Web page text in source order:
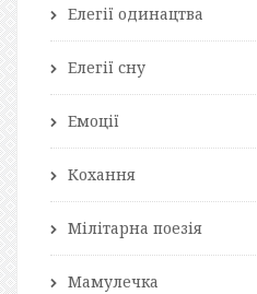
Елегії одинацтва
Елегії сну
Емоції
Кохання
Мілітарна поезія
Мамулечка